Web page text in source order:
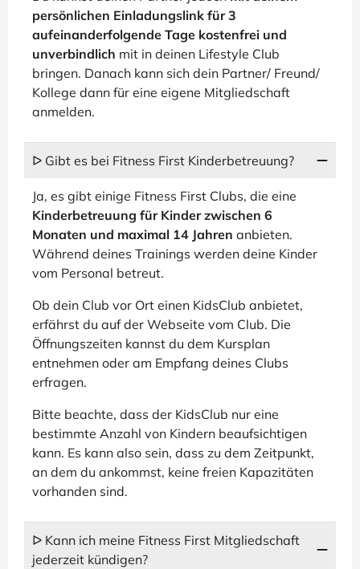
persönlichen Einladungslink für 3
aufeinanderfolgende Tage kostenfrei und
unverbindlich mit in deinen Lifestyle Club
bringen. Danach kann sich dein Partner/ Freund/
Kollege dann für eine eigene Mitgliedschaft
anmelden.
ᐅ Gibt es bei Fitness First Kinderbetreuung?
Ja, es gibt einige Fitness First Clubs, die eine
Kinderbetreuung für Kinder zwischen 6
Monaten und maximal 14 Jahren anbieten.
Während deines Trainings werden deine Kinder
vom Personal betreut.
Ob dein Club vor Ort einen KidsClub anbietet,
erfährst du auf der Webseite vom Club. Die
Öffnungszeiten kannst du dem Kursplan
entnehmen oder am Empfang deines Clubs
erfragen.
Bitte beachte, dass der KidsClub nur eine
bestimmte Anzahl von Kindern beaufsichtigen
kann. Es kann also sein, dass zu dem Zeitpunkt,
an dem du ankommst, keine freien Kapazitäten
vorhanden sind.
ᐅ Kann ich meine Fitness First Mitgliedschaft
jederzeit kündigen?